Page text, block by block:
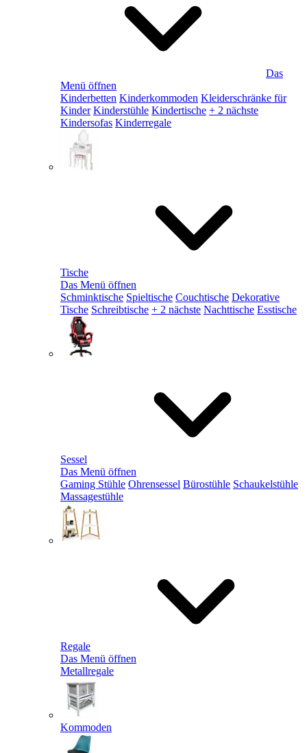
Das
Menü öffnen
Kinderbetten Kinderkommoden Kleiderschränke für
Kinder Kinderstühle Kindertische + 2 nächste
Kindersofas Kinderregale
Tische
Das Menü öffnen
Schminktische Spieltische Couchtische Dekorative
Tische Schreibtische + 2 nächste Nachttische Esstische
Sessel
Das Menü öffnen
Gaming Stühle Ohrensessel Bürostühle Schaukelstühle
Massagestühle
Regale
Das Menü öffnen
Metallregale
Kommoden